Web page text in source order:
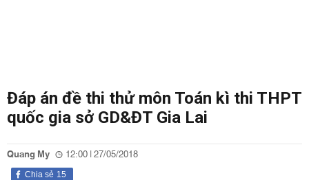
Đáp án đề thi thử môn Toán kì thi THPT
quốc gia sở GD&ĐT Gia Lai
Quang My 12:00 | 27/05/2018
15
Chia sẻ